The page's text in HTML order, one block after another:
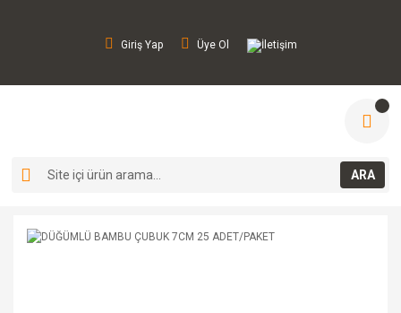
Giriş Yap Üye Ol İletişim
ARA